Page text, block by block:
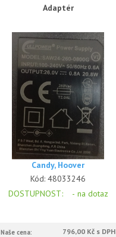
Adaptér
Candy, Hoover
Kód:48033246
DOSTUPNOST: - na dotaz
Naše cena: 796,00 Kč s DPH